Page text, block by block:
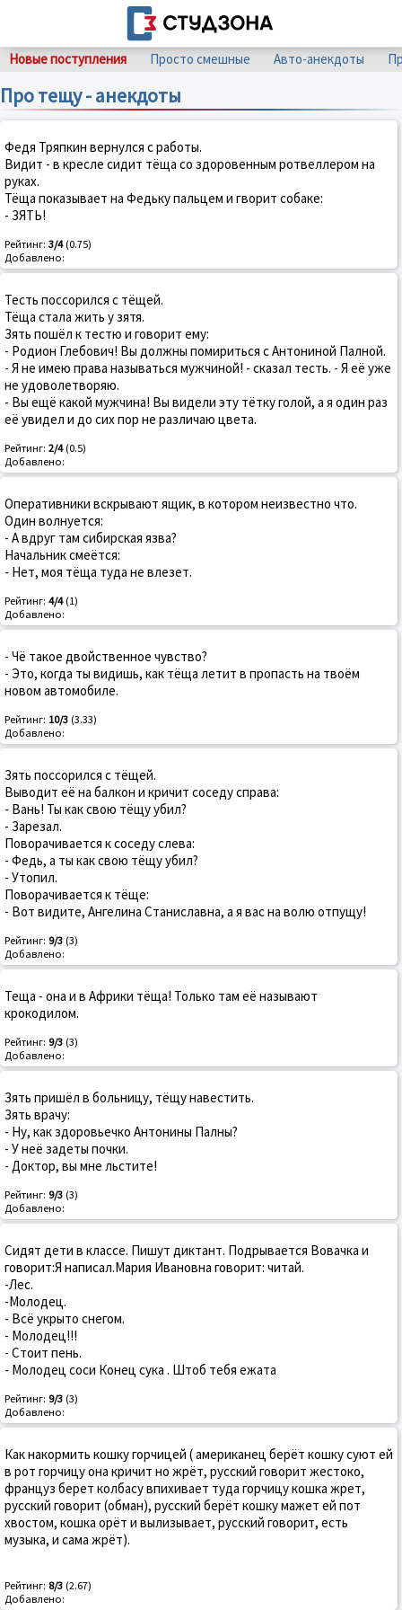
Новые поступления Просто смешные Авто-анекдоты
Про тещу - анекдоты
Федя Тряпкин вернулся с работы.
Видит - в кресле сидит тёща со здоровенным ротвеллером на
руках.
Тёща показывает на Федьку пальцем и гворит собаке:
- ЗЯТЬ!
Рейтинг: 3/4(0.75)
Добавлено:
Тесть поссорился с тёщей.
Тёща стала жить у зятя.
Зять пошёл к тестю и говорит ему:
- Родион Глебович! Вы должны помириться с Антониной Палной.
- Я не имею права называться мужчиной! - сказал тесть. - Я её уже
не удоволетворяю.
- Вы ещё какой мужчина! Вы видели эту тётку голой, а я один раз
её увидел и до сих пор не различаю цвета.
Рейтинг: 2/4(0.5)
Добавлено:
Оперативники вскрывают ящик, в котором неизвестно что.
Один волнуется:
- А вдруг там сибирская язва?
Начальник смеётся:
- Нет, моя тёща туда не влезет.
Рейтинг: 4/4(1)
Добавлено:
- Чё такое двойственное чувство?
- Это, когда ты видишь, как тёща летит в пропасть на твоём
новом автомобиле.
Рейтинг: 10/3 (3.33)
Добавлено:
Зять поссорился с тёщей.
Выводит её на балкон и кричит соседу справа:
- Вань! Ты как свою тёщу убил?
- Зарезал.
Поворачивается к соседу слева:
- Федь, а ты как свою тёщу убил?
- Утопил.
Поворачивается к тёще:
- Вот видите, Ангелина Станиславна, а я вас на волю отпущу!
Рейтинг: 9/3 (3)
Добавлено:
Теща - она и в Африки тёща! Только там её называют
крокодилом.
Рейтинг: 9/3 (3)
Добавлено:
Зять пришёл в больницу, тёщу навестить.
Зять врачу:
- Ну, как здоровьечко Антонины Палны?
- У неё задеты почки.
- Доктор, вы мне льстите!
Рейтинг: 9/3 (3)
Добавлено:
Сидят дети в классе. Пишут диктант. Подрывается Вовачка и
говорит:Я написал.Мария Ивановна говорит: читай.
-Лес.
-Молодец.
- Всё укрыто снегом.
- Молодец!!!
- Стоит пень.
- Молодец соси Конец сука . Штоб тебя ежата
Рейтинг: 9/3 (3)
Добавлено:
Как накормить кошку горчицей ( американец берёт кошку суют ей
в рот горчицу она кричит но жрёт, русский говорит жестоко,
француз берет колбасу впихивает туда горчицу кошка жрет,
русский говорит (обман), русский берёт кошку мажет ей пот
хвостом, кошка орёт и вылизывает, русский говорит, есть
музыка, и сама жрёт).
Рейтинг: 8/3 (2.67)
Добавлено: